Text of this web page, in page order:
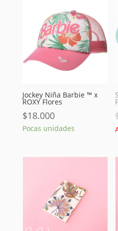
Jockey Niña Barbie ™ x
ROXY Flores
$18.000
Pocas unidades